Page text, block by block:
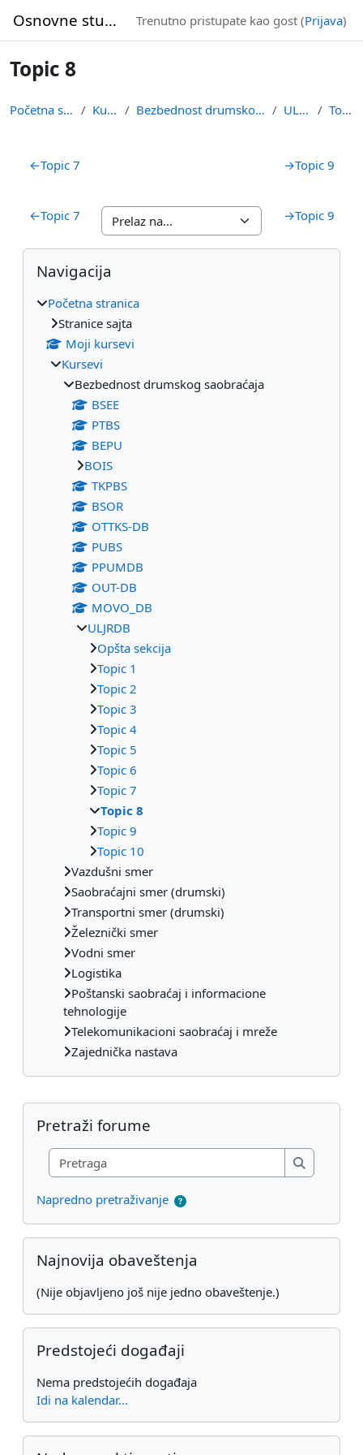
Osnovne studije Trenutno pristupate kao gost (Prijava)
Topic 8
Početna stranica Kursevi Bezbednost drumskog saobraćaja ULJRDB Topic 8
Pregled sekcija
←Topic 7 →Topic 9
←Topic 7 →Topic 9
Blokovi
Preskoči Navigacija
Navigacija
Početna stranica
Stranice sajta
Moji kursevi
Kursevi
Bezbednost drumskog saobraćaja
BSEE
PTBS
BEPU
BOIS
TKPBS
BSOR
OTTKS-DB
PUBS
PPUMDB
OUT-DB
MOVO_DB
ULJRDB
Opšta sekcija
Topic 1
Topic 2
Topic 3
Topic 4
Topic 5
Topic 6
Topic 7
Topic 8
Topic 9
Topic 10
Vazdušni smer
Saobraćajni smer (drumski)
Transportni smer (drumski)
Železnički smer
Vodni smer
Logistika
Poštanski saobraćaj i informacione
tehnologije
Telekomunikacioni saobraćaj i mreže
Zajednička nastava
Dodatni blokovi
Preskoči Pretraži forume
Pretraži forume
Pretraga
Pretraga
Napredno pretraživanje
Preskoči Najnovija obaveštenja
Najnovija obaveštenja
(Nije objavljeno još nije jedno obaveštenje.)
Preskoči Predstojeći događaji
Predstojeći događaji
Nema predstojećih događaja
Idi na kalendar...
Preskoči Nedavne aktivnosti